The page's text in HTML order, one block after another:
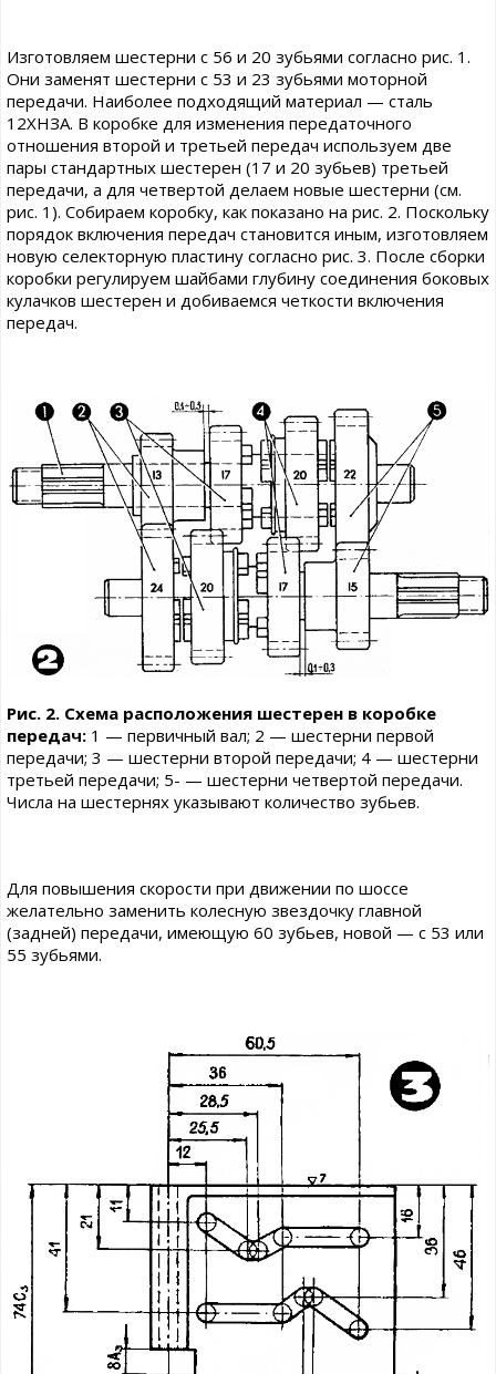
Изготовляем шестерни с 56 и 20 зубьями согласно рис. 1.
Они заменят шестерни с 53 и 23 зубьями моторной
передачи. Наиболее подходящий материал — сталь
12ХНЗА. В коробке для изменения передаточного
отношения второй и третьей передач используем две
пары стандартных шестерен (17 и 20 зубьев) третьей
передачи, а для четвертой делаем новые шестерни (см.
рис. 1). Собираем коробку, как показано на рис. 2. Поскольку
порядок включения передач становится иным, изготовляем
новую селекторную пластину согласно рис. 3. После сборки
коробки регулируем шайбами глубину соединения боковых
кулачков шестерен и добиваемся четкости включения
передач.
Рис. 2. Схема расположения шестерен в коробке
передач: 1 — первичный вал; 2 — шестерни первой
передачи; 3 — шестерни второй передачи; 4 — шестерни
третьей передачи; 5- — шестерни четвертой передачи.
Числа на шестернях указывают количество зубьев.
Для повышения скорости при движении по шоссе
желательно заменить колесную звездочку главной
(задней) передачи, имеющую 60 зубьев, новой — с 53 или
55 зубьями.